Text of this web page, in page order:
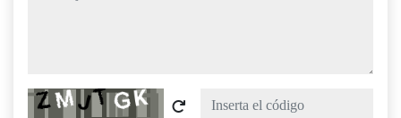
Captcha